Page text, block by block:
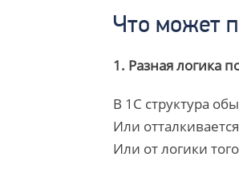
Что может
1. Разная логика
В 1С структура
Или
Или от логики